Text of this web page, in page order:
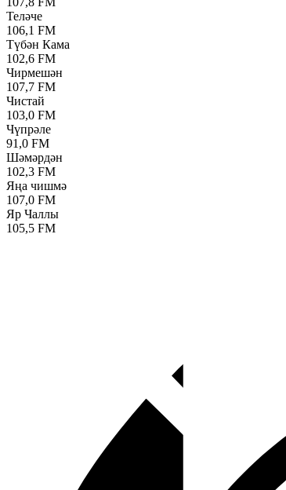
Теләче
106,1 FM
Түбән Кама
102,6 FM
Чирмешән
107,7 FM
Чистай
103,0 FM
Чүпрәле
91,0 FM
Шәмәрдән
102,3 FM
Яңа чишмә
107,0 FM
Яр Чаллы
105,5 FM